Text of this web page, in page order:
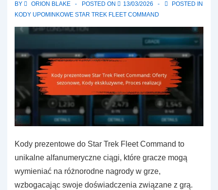
odbioru
BY ORION BLAKE POSTED ON 13/03/2026
POSTED IN
KODY UPOMINKOWE STAR TREK FLEET COMMAND
Kody prezentowe do Star Trek Fleet Command to
unikalne alfanumeryczne ciągi, które gracze mogą
wymieniać na różnorodne nagrody w grze,
wzbogacając swoje doświadczenia związane z grą.